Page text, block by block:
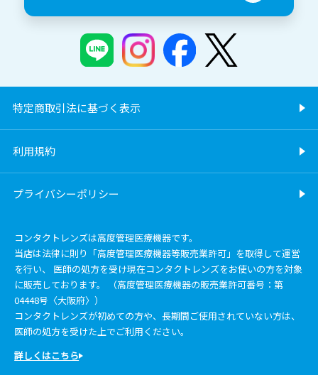
特定商取引法に基づく表示
利用規約
プライバシーポリシー
コンタクトレンズは高度管理医療機器です。
当店は法律に則り「高度管理医療機器等販売業許可」を取得して運営
を行い、 医師の処方を受け現在コンタクトレンズをお使いの方を対象
に販売しております。 （高度管理医療機器の販売業許可番号：第
04448号〈大阪府〉）
コンタクトレンズが初めての方や、長期間ご使用されていない方は、
医師の処方を受けた上でご利用ください。
詳しくはこちら